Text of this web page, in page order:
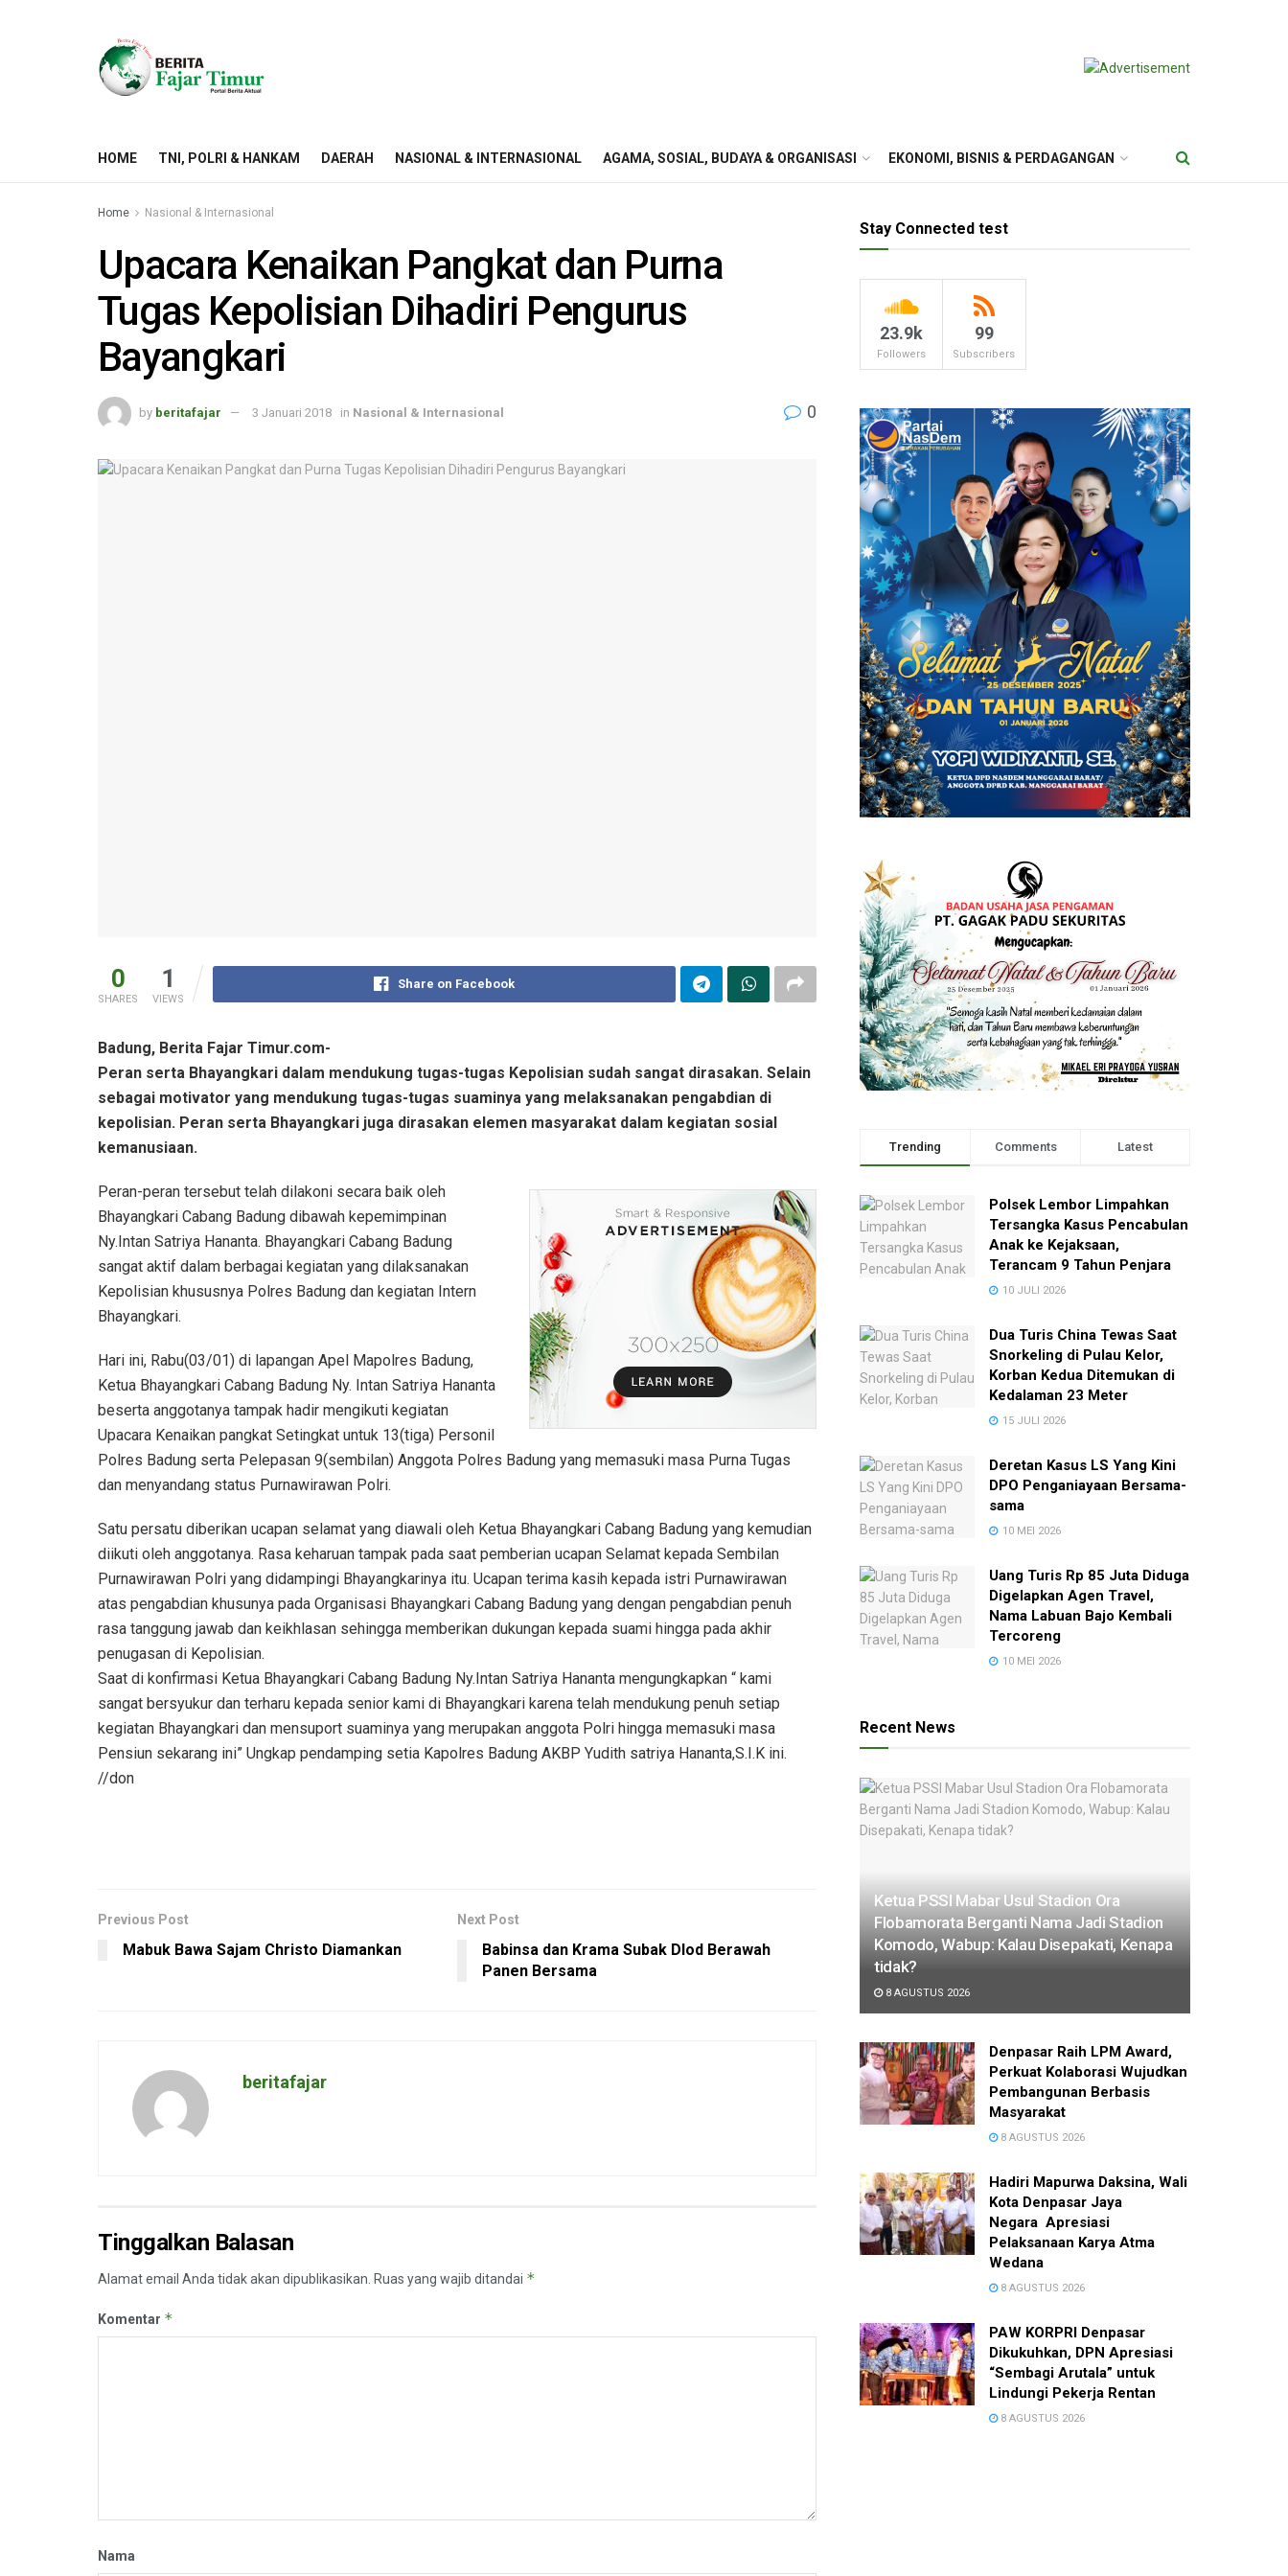
HOME TNI, POLRI & HANKAM DAERAH NASIONAL & INTERNASIONAL AGAMA, SOSIAL, BUDAYA & ORGANISASI EKONOMI, BISNIS & PERDAGANGAN
Home Nasional & Internasional
Upacara Kenaikan Pangkat dan Purna
Tugas Kepolisian Dihadiri Pengurus
Bayangkari
by beritafajar 3 Januari 2018 in Nasional & Internasional 0
0
SHARES
1
VIEWS
Share on Facebook
Badung, Berita Fajar Timur.com-
Peran serta Bhayangkari dalam mendukung tugas-tugas Kepolisian sudah sangat dirasakan. Selain
sebagai motivator yang mendukung tugas-tugas suaminya yang melaksanakan pengabdian di
kepolisian. Peran serta Bhayangkari juga dirasakan elemen masyarakat dalam kegiatan sosial
kemanusiaan.
Peran-peran tersebut telah dilakoni secara baik oleh
Bhayangkari Cabang Badung dibawah kepemimpinan
Ny.Intan Satriya Hananta. Bhayangkari Cabang Badung
sangat aktif dalam berbagai kegiatan yang dilaksanakan
Kepolisian khususnya Polres Badung dan kegiatan Intern
Bhayangkari.
Hari ini, Rabu(03/01) di lapangan Apel Mapolres Badung,
Ketua Bhayangkari Cabang Badung Ny. Intan Satriya Hananta
beserta anggotanya tampak hadir mengikuti kegiatan
Upacara Kenaikan pangkat Setingkat untuk 13(tiga) Personil
Polres Badung serta Pelepasan 9(sembilan) Anggota Polres Badung yang memasuki masa Purna Tugas
dan menyandang status Purnawirawan Polri.
Satu persatu diberikan ucapan selamat yang diawali oleh Ketua Bhayangkari Cabang Badung yang kemudian
diikuti oleh anggotanya. Rasa keharuan tampak pada saat pemberian ucapan Selamat kepada Sembilan
Purnawirawan Polri yang didampingi Bhayangkarinya itu. Ucapan terima kasih kepada istri Purnawirawan
atas pengabdian khusunya pada Organisasi Bhayangkari Cabang Badung yang dengan pengabdian penuh
rasa tanggung jawab dan keikhlasan sehingga memberikan dukungan kepada suami hingga pada akhir
penugasan di Kepolisian.
Saat di konfirmasi Ketua Bhayangkari Cabang Badung Ny.Intan Satriya Hananta mengungkapkan “ kami
sangat bersyukur dan terharu kepada senior kami di Bhayangkari karena telah mendukung penuh setiap
kegiatan Bhayangkari dan mensuport suaminya yang merupakan anggota Polri hingga memasuki masa
Pensiun sekarang ini” Ungkap pendamping setia Kapolres Badung AKBP Yudith satriya Hananta,S.I.K ini.
//don
Previous Post
Mabuk Bawa Sajam Christo Diamankan
Next Post
Babinsa dan Krama Subak Dlod Berawah
Panen Bersama
beritafajar
Tinggalkan Balasan
Alamat email Anda tidak akan dipublikasikan. Ruas yang wajib ditandai *
Komentar *
Nama
Stay Connected test
23.9k
Followers
99
Subscribers
Trending Comments Latest
Polsek Lembor Limpahkan
Tersangka Kasus Pencabulan
Anak ke Kejaksaan,
Terancam 9 Tahun Penjara
10 JULI 2026
Dua Turis China Tewas Saat
Snorkeling di Pulau Kelor,
Korban Kedua Ditemukan di
Kedalaman 23 Meter
15 JULI 2026
Deretan Kasus LS Yang Kini
DPO Penganiayaan Bersama-
sama
10 MEI 2026
Uang Turis Rp 85 Juta Diduga
Digelapkan Agen Travel,
Nama Labuan Bajo Kembali
Tercoreng
10 MEI 2026
Recent News
Ketua PSSI Mabar Usul Stadion Ora
Flobamorata Berganti Nama Jadi Stadion
Komodo, Wabup: Kalau Disepakati, Kenapa
tidak?
8 AGUSTUS 2026
Denpasar Raih LPM Award,
Perkuat Kolaborasi Wujudkan
Pembangunan Berbasis
Masyarakat
8 AGUSTUS 2026
Hadiri Mapurwa Daksina, Wali
Kota Denpasar Jaya
Negara Apresiasi
Pelaksanaan Karya Atma
Wedana
8 AGUSTUS 2026
PAW KORPRI Denpasar
Dikukuhkan, DPN Apresiasi
“Sembagi Arutala” untuk
Lindungi Pekerja Rentan
8 AGUSTUS 2026